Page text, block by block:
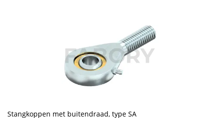
Stangkoppen met buitendraad, type SA